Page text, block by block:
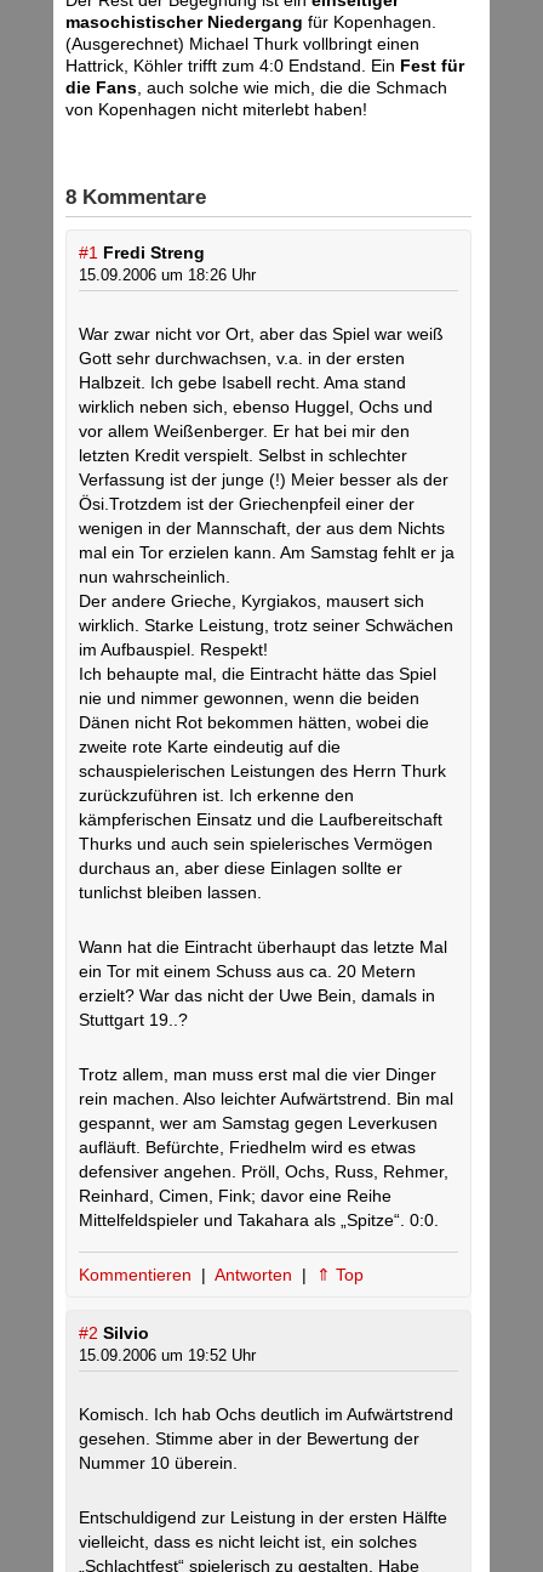
masochistischer Niedergang für Kopenhagen.
(Ausgerechnet) Michael Thurk vollbringt einen
Hattrick, Köhler trifft zum 4:0 Endstand. Ein Fest für
die Fans , auch solche wie mich, die die Schmach
von Kopenhagen nicht miterlebt haben!
8 Kommentare
#1 Fredi Streng
15.09.2006 um 18:26 Uhr
War zwar nicht vor Ort, aber das Spiel war weiß
Gott sehr durchwachsen, v.a. in der ersten
Halbzeit. Ich gebe Isabell recht. Ama stand
wirklich neben sich, ebenso Huggel, Ochs und
vor allem Weißenberger. Er hat bei mir den
letzten Kredit verspielt. Selbst in schlechter
Verfassung ist der junge (!) Meier besser als der
Ösi.Trotzdem ist der Griechenpfeil einer der
wenigen in der Mannschaft, der aus dem Nichts
mal ein Tor erzielen kann. Am Samstag fehlt er ja
nun wahrscheinlich.
Der andere Grieche, Kyrgiakos, mausert sich
wirklich. Starke Leistung, trotz seiner Schwächen
im Aufbauspiel. Respekt!
Ich behaupte mal, die Eintracht hätte das Spiel
nie und nimmer gewonnen, wenn die beiden
Dänen nicht Rot bekommen hätten, wobei die
zweite rote Karte eindeutig auf die
schauspielerischen Leistungen des Herrn Thurk
zurückzuführen ist. Ich erkenne den
kämpferischen Einsatz und die Laufbereitschaft
Thurks und auch sein spielerisches Vermögen
durchaus an, aber diese Einlagen sollte er
tunlichst bleiben lassen.
Wann hat die Eintracht überhaupt das letzte Mal
ein Tor mit einem Schuss aus ca. 20 Metern
erzielt? War das nicht der Uwe Bein, damals in
Stuttgart 19..?
Trotz allem, man muss erst mal die vier Dinger
rein machen. Also leichter Aufwärtstrend. Bin mal
gespannt, wer am Samstag gegen Leverkusen
aufläuft. Befürchte, Friedhelm wird es etwas
defensiver angehen. Pröll, Ochs, Russ, Rehmer,
Reinhard, Cimen, Fink; davor eine Reihe
Mittelfeldspieler und Takahara als „Spitze“. 0:0.
Kommentieren | Antworten | ⇑ Top
#2 Silvio
15.09.2006 um 19:52 Uhr
Komisch. Ich hab Ochs deutlich im Aufwärtstrend
gesehen. Stimme aber in der Bewertung der
Nummer 10 überein.
Entschuldigend zur Leistung in der ersten Hälfte
vielleicht, dass es nicht leicht ist, ein solches
„Schlachtfest“ spielerisch zu gestalten. Habe